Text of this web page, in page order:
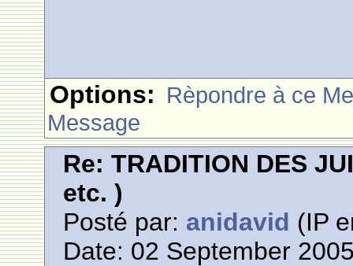
Options: Rèpondre à ce
Message
Re: TRADITION DES
etc. )
Posté par: anidavid (IP
Date: 02 September